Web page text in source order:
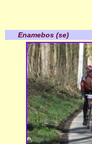
Enamebos (se)